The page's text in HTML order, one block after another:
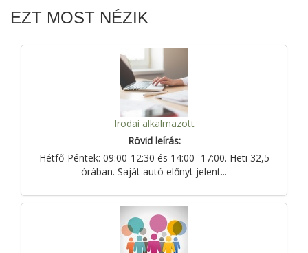
EZT MOST NÉZIK
Irodai alkalmazott
Rövid leírás:
Hétfő-Péntek: 09:00-12:30 és 14:00- 17:00. Heti 32,5
órában. Saját autó előnyt jelent...